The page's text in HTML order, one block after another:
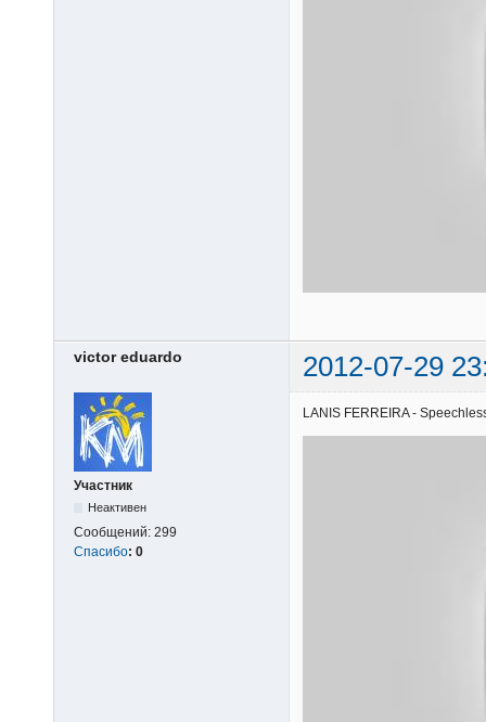
victor eduardo 2012-07-29
Участник
Неактивен
Сообщений: 299
Спасибо: 0
LANIS FERREIRA -